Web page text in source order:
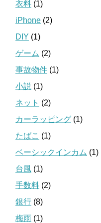
衣料 (1)
iPhone (2)
DIY (1)
ゲーム (2)
事故物件 (1)
小説 (1)
ネット (2)
カーラッピング (1)
たばこ (1)
ベーシックインカム (1)
台風 (1)
手数料 (2)
銀行 (8)
梅雨 (1)